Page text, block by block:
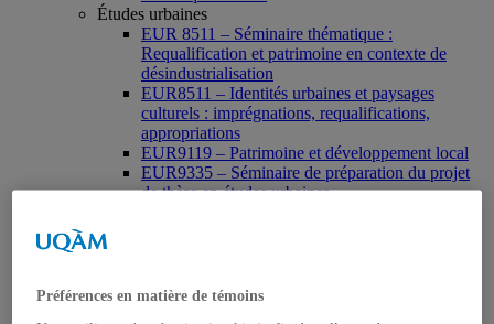
Études urbaines
EUR 8511 – Séminaire thématique :
Requalification et patrimoine en contexte de
désindustrialisation
EUR8511 – Identités urbaines et paysages
culturels : imprégnations, requalifications,
appropriations
EUR9119 – Patrimoine et développement local
EUR9335 – Séminaire de préparation du projet
de thèse en études urbaines
Muséologie, médiation et patrimoine
Préférences en matière de témoins